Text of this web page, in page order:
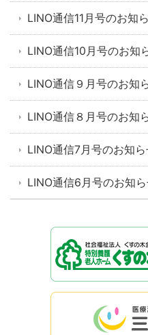
LINO通信11月号のお知
LINO通信10月号のお知
LINO通信９月号のお知
LINO通信８月号のお知
LINO通信7月号のお知
LINO通信6月号のお知